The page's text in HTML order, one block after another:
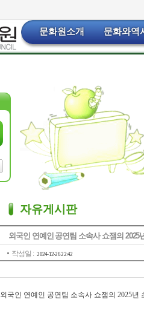
문화원소개 문화와역
자유게시판
외국인 연예인 공연팀 소속사 쇼잼의 2025
작성일 : 2024-12-26 22:42
외국인 연예인 공연팀 소속사 쇼잼의 2025년